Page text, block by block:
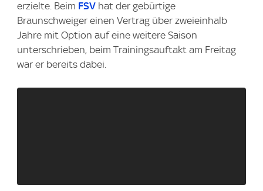
erzielte. Beim FSV hat der gebürtige
Braunschweiger einen Vertrag über zweieinhalb
Jahre mit Option auf eine weitere Saison
unterschrieben, beim Trainingsauftakt am Freitag
war er bereits dabei.